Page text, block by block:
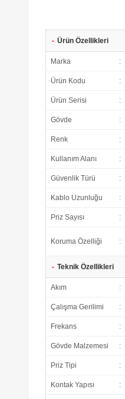
- Ürün Özellikleri
Marka :
Ürün Kodu :
Ürün Serisi :
Gövde :
Renk :
Kullanım Alanı :
Güvenlik Türü :
Kablo Uzunluğu :
Priz Sayısı :
Koruma Özelliği :
- Teknik Özellikleri
Akım :
Çalışma Gerilimi :
Frekans :
Gövde Malzemesi :
Priz Tipi :
Kontak Yapısı :